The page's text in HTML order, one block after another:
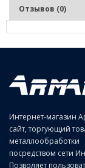
Отзывов (0)
Серия:
Материал:
Класс
Угол наклона
Интернет-магазин
сайт, торгующий
металлообработки
посредством сети
Позволяет